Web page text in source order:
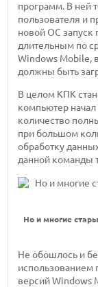
программ. В ней
пользователя и
новой ОС запуск
длительным по
Windows Mobile,
должны быть
В целом КПК
компьютер начал
количество
при большом
обработку
данной команды
Но и многие
Не обошлось и
использованием
версий Windows